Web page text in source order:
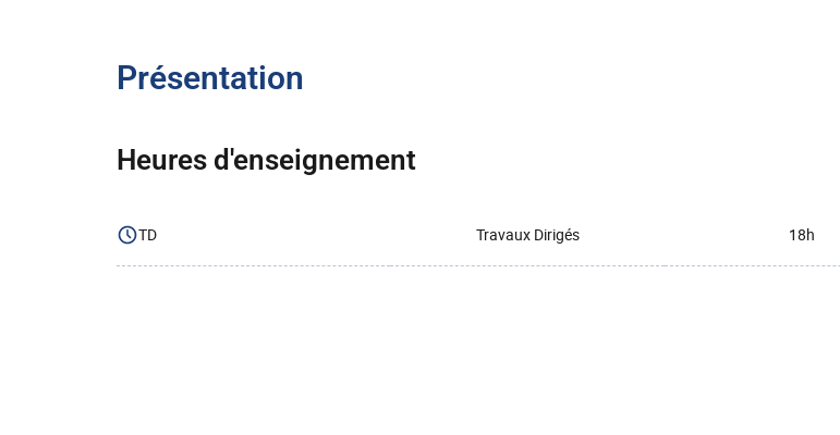
Présentation
Heures d'enseignement
TD Travaux Dirigés 18h